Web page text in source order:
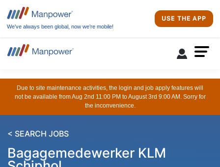
We’ve always been global, now we’re mobile!
USE THE APP
Due to site maintenance activities, the login and job apply features will
not be available from Aug 2nd 11:00 PM to August 3rd 9:00 AM. Sorry for
the inconvenience.
< SEARCH JOBS
Bagagemedewerker KLM